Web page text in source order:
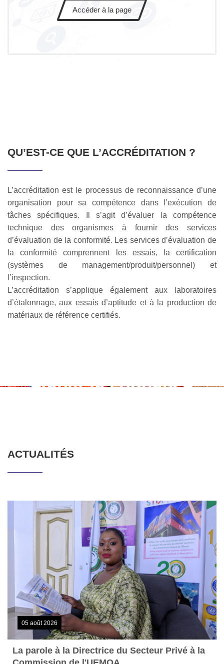
Accéder à la page
QU’EST-CE QUE L’ACCRÉDITATION ?
L’accréditation est le processus de reconnaissance d’une
organisation pour sa compétence dans l’exécution de
tâches spécifiques. Il s’agit d’évaluer la compétence
technique des organismes à fournir des services
d’évaluation de la conformité. Les services d’évaluation de
la conformité comprennent les essais, la certification
(systèmes de management/produit/personnel) et
l’inspection.
L’accréditation s’applique également aux laboratoires
d’étalonnage, aux essais d’aptitude et à la production de
matériaux de référence certifiés.
L’accréditationéta |
ACTUALITÉS
05 août 2026
La parole à la Directrice du Secteur Privé à la